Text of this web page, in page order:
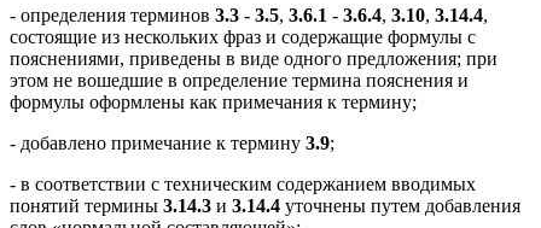
- определения терминов 3.3 - 3.5, 3.6.1 - 3.6.4, 3.10, 3.14.4,
состоящие из нескольких фраз и содержащие формулы с
пояснениями, приведены в виде одного предложения; при
этом не вошедшие в определение термина пояснения и
формулы оформлены как примечания к термину;
- добавлено примечание к термину 3.9;
- в соответствии с техническим содержанием вводимых
понятий термины 3.14.3 и 3.14.4 уточнены путем добавления